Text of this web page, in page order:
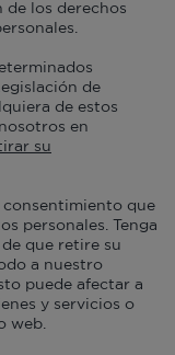
de los derechos
de
de estos
en
su
consentimiento que
personales. Tenga
que retire su
a nuestro
puede afectar a
y servicios o
web.